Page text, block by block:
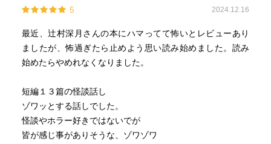
5 2024.12.16
最近、辻村深月さんの本にハマってて怖いとレビューあり
ましたが、怖過ぎたら止めよう思い読み始めました。読み
始めたらやめれなくなりました。
短編１３篇の怪談話し
ゾワッとする話しでした。
怪談やホラー好きではないでが
皆が感じ事がありそうな、ゾワゾワ